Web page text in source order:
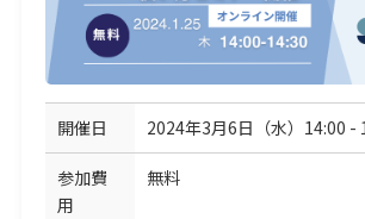
開催日 2024年3月6日（水）14:00 -
参加費
用
無料